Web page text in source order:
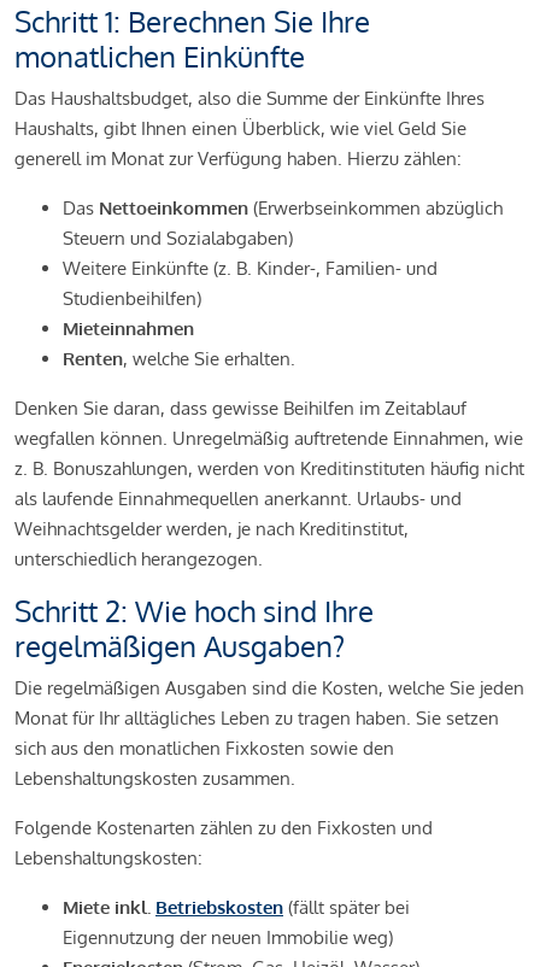
Schritt 1: Berechnen Sie Ihre
monatlichen Einkünfte
Das Haushaltsbudget, also die Summe der Einkünfte Ihres
Haushalts, gibt Ihnen einen Überblick, wie viel Geld Sie
generell im Monat zur Verfügung haben. Hierzu zählen:
Das Nettoeinkommen (Erwerbseinkommen abzüglich
Steuern und Sozialabgaben)
Weitere Einkünfte (z. B. Kinder-, Familien- und
Studienbeihilfen)
Mieteinnahmen
Renten, welche Sie erhalten.
Denken Sie daran, dass gewisse Beihilfen im Zeitablauf
wegfallen können. Unregelmäßig auftretende Einnahmen, wie
z. B. Bonuszahlungen, werden von Kreditinstituten häufig nicht
als laufende Einnahmequellen anerkannt. Urlaubs- und
Weihnachtsgelder werden, je nach Kreditinstitut,
unterschiedlich herangezogen.
Schritt 2: Wie hoch sind Ihre
regelmäßigen Ausgaben?
Die regelmäßigen Ausgaben sind die Kosten, welche Sie jeden
Monat für Ihr alltägliches Leben zu tragen haben. Sie setzen
sich aus den monatlichen Fixkosten sowie den
Lebenshaltungskosten zusammen.
Folgende Kostenarten zählen zu den Fixkosten und
Lebenshaltungskosten:
Miete inkl. Betriebskosten (fällt später bei
Eigennutzung der neuen Immobilie weg)